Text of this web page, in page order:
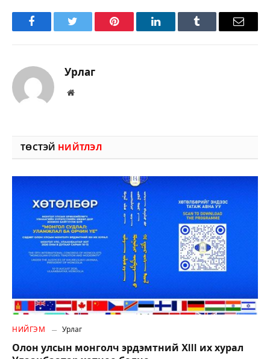
FacebookTwitter Pinterest LinkedInTumblr Имэйл
Урлаг
Вэбсайт
ТӨСТЭЙ НИЙТЛЭЛ
НИЙГЭМ Урлаг
Олон улсын монголч эрдэмтний XIII их хурал